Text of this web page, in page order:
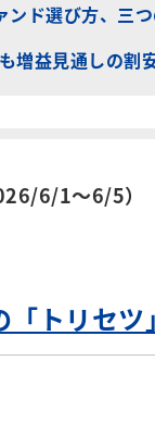
ド選び方、三
益見通しの割
6/1～6/5）
トリセツ